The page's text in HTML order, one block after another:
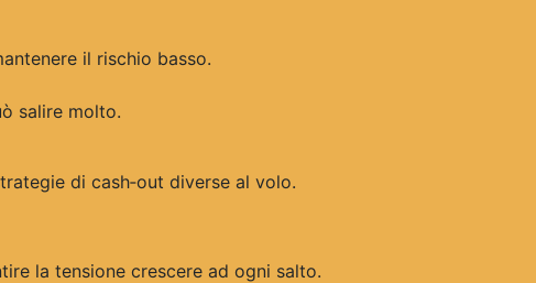
il rischio basso.
salire molto.
di cash‑out diverse al volo.
la tensione crescere ad ogni salto.